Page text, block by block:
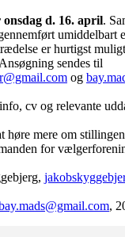
d. 16. april.
umiddelbart
er hurtigst
sendes til
og
cv og relevante
høre mere om
for
,